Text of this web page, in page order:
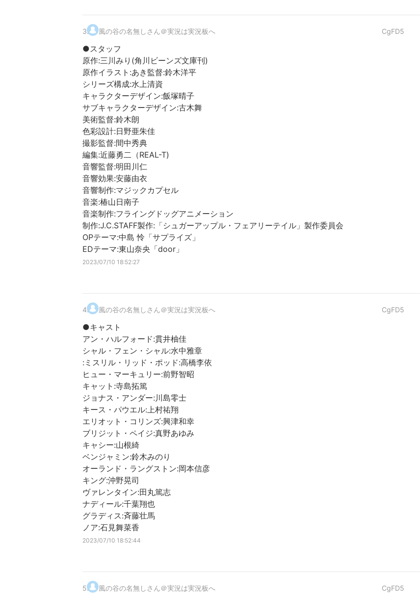
3. 風の谷の名無しさん＠実況は実況板へ CgFD5
●スタッフ
原作:三川みり(角川ビーンズ文庫刊)
原作イラスト:あき監督:鈴木洋平
シリーズ構成:水上清資
キャラクターデザイン:飯塚晴子
サブキャラクターデザイン:古木舞
美術監督:鈴木朗
色彩設計:日野亜朱佳
撮影監督:間中秀典
編集:近藤勇二（REAL-T)
音響監督:明田川仁
音響効果:安藤由衣
音響制作:マジックカプセル
音楽:椿山日南子
音楽制作:フライングドッグアニメーション
制作:J.C.STAFF製作:「シュガーアップル・フェアリーテイル」製作委員会
OPテーマ:中島 怜「サプライズ」
EDテーマ:東山奈央「door」
2023/07/10 18:52:27
4. 風の谷の名無しさん＠実況は実況板へ CgFD5
●キャスト
アン・ハルフォード:貫井柚佳
シャル・フェン・シャル:水中雅章
:ミスリル・リッド・ポッド:高橋李依
ヒュー・マーキュリー:前野智昭
キャット:寺島拓篤
ジョナス・アンダー:川島零士
キース・パウエル:上村祐翔
エリオット・コリンズ:興津和幸
ブリジット・ペイジ:真野あゆみ
キャシー:山根綺
ベンジャミン:鈴木みのり
オーランド・ラングストン:岡本信彦
キング:沖野晃司
ヴァレンタイン:田丸篤志
ナディール:千葉翔也
グラディス:斉藤壮馬
ノア:石見舞菜香
2023/07/10 18:52:44
5. 風の谷の名無しさん＠実況は実況板へ CgFD5